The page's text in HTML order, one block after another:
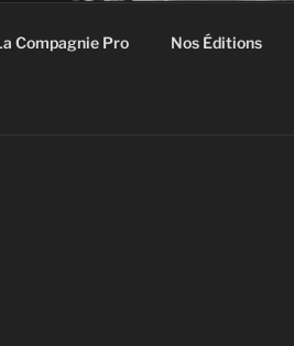
Compagnie Pro Nos Éditions